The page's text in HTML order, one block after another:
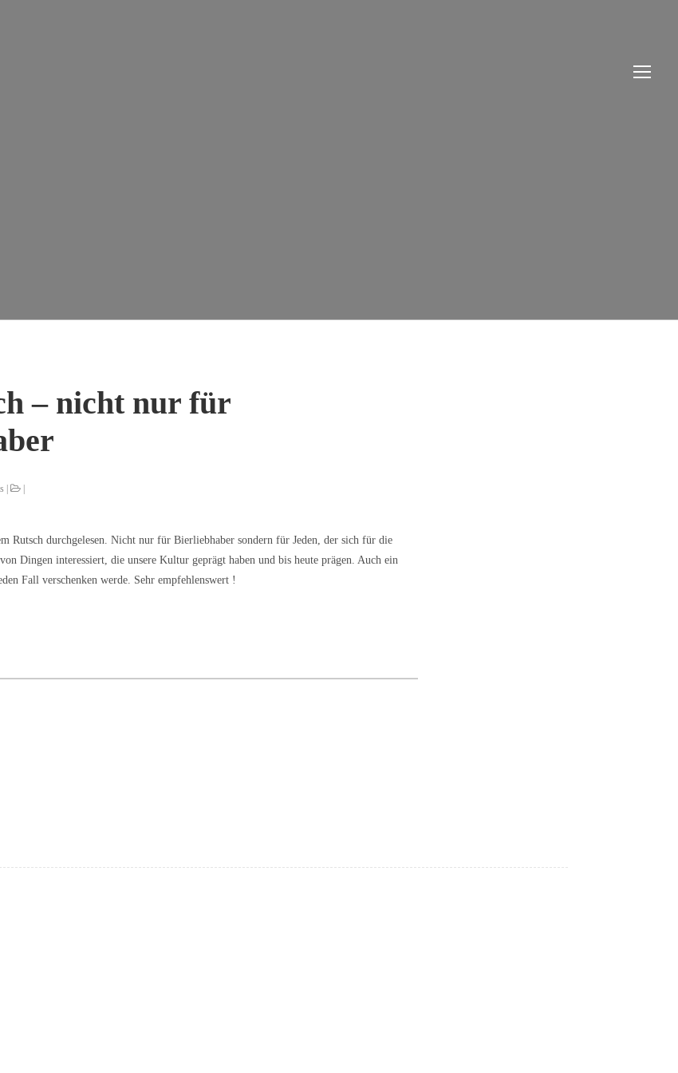
– nicht nur für
|
Rutsch durchgelesen. Nicht nur für Bierliebhaber sondern für Jeden, der sich für die
Dingen interessiert, die unsere Kultur geprägt haben und bis heute prägen. Auch ein
Fall verschenken werde. Sehr empfehlenswert !